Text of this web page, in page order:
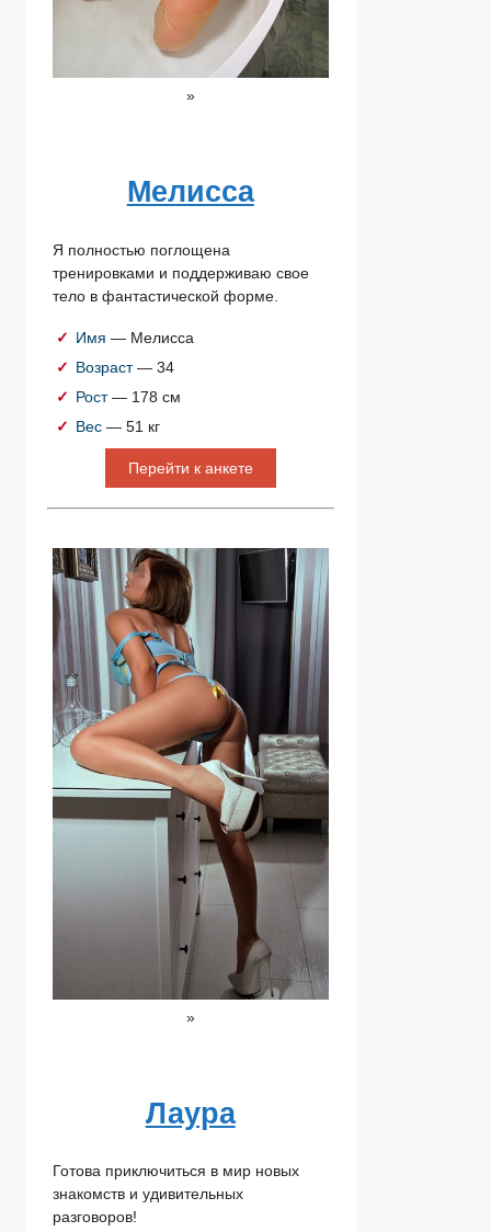
»
Мелисса
Я полностью поглощена
тренировками и поддерживаю свое
тело в фантастической форме.
Имя — Мелисса
Возраст— 34
Рост— 178 см
Вес — 51 кг
Перейти к анкете
»
Лаура
Готова приключиться в мир новых
знакомств и удивительных
разговоров!